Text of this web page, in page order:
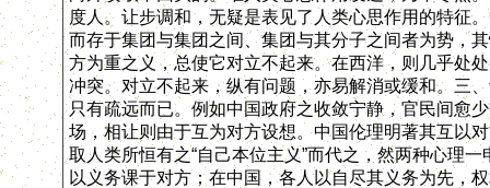
度人。让步调和，无疑是表见了人类心思作用的特征
而存于集团与集团之间、集团与其分子之间者为势，
方为重之义，总使它对立不起来。在西洋，则几乎处
冲突。对立不起来，纵有问题，亦易解消或缓和。三
只有疏远而已。例如中国政府之收敛宁静，官民间愈
场，相让则由于互为对方设想。中国伦理明著其互以
取人类所恒有之“自己本位主义”而代之，然两种心理
以义务课于对方；在中国，各人以自尽其义务为先，